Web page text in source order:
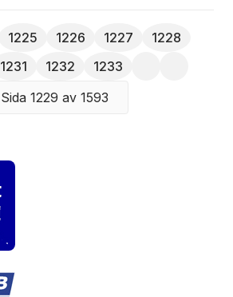
1225 1226 1227
1228
1231 1232
1233
Sida 1229 av 1593